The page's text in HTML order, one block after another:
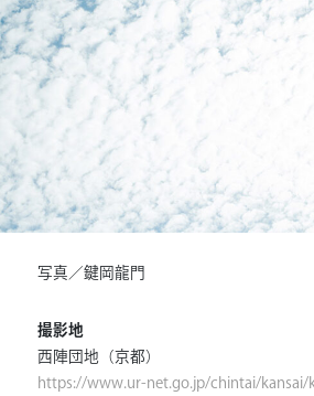
写真／鍵岡龍門
撮影地
西陣団地（京都）
https://www.ur-net.go.jp/chintai/kansai/